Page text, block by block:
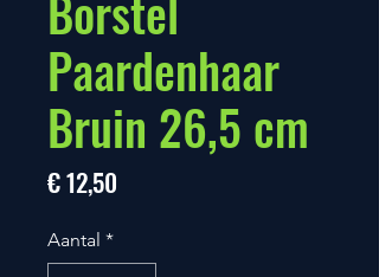
Paardenhaar
Bruin 26,5 cm
€ 12,50
Aantal *